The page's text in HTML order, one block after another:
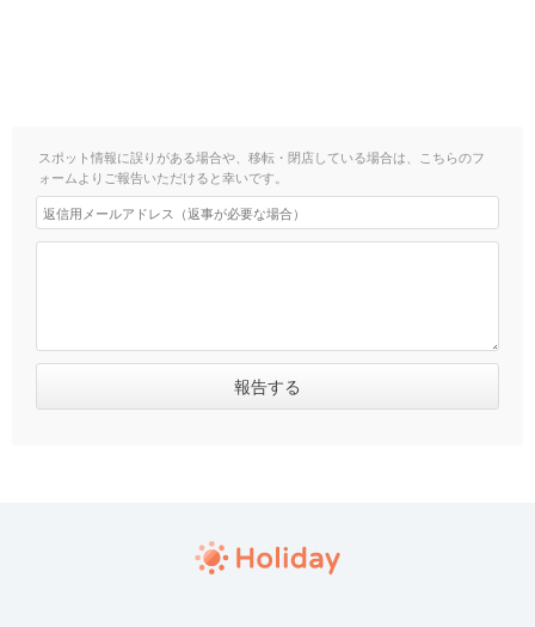
スポット情報に誤りがある場合や、移転・閉店している場合は、こちらのフ
ォームよりご報告いただけると幸いです。